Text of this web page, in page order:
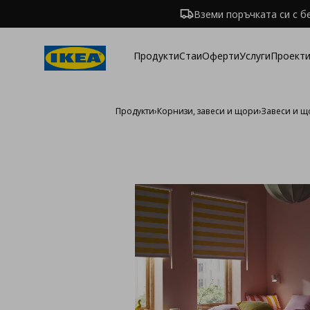
Вземи поръчката си с
ПродуктиСтаиОфертиУслуги
Продукти›Корнизи, завеси и щори›Завеси и